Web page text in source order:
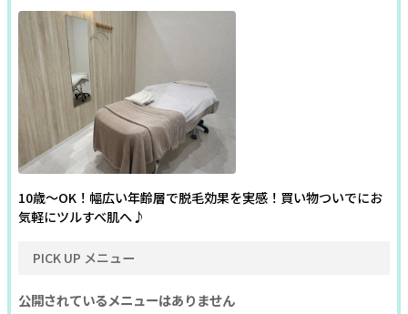
10歳～OK！幅広い年齢層で脱毛効果を実感！買い物ついでにお
気軽にツルすべ肌へ♪
PICK UP メニュー
公開されているメニューはありません